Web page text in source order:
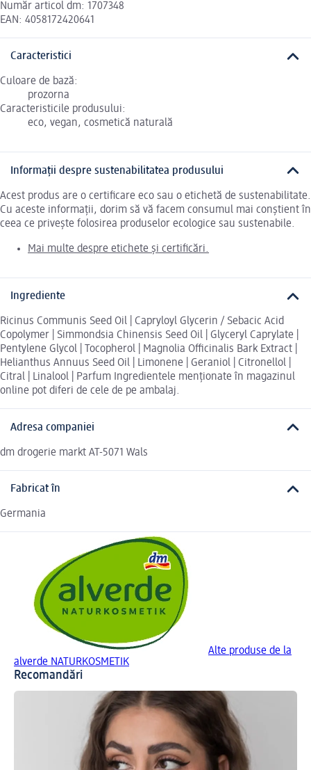
Număr articol dm: 1707348
EAN: 4058172420641
Caracteristici
Culoare de bază:
prozorna
Caracteristicile produsului:
eco, vegan, cosmetică naturală
Informații despre sustenabilitatea produsului
Acest produs are o certificare eco sau o etichetă de sustenabilitate.
Cu aceste informații, dorim să vă facem consumul mai conștient în
ceea ce privește folosirea produselor ecologice sau sustenabile.
Mai multe despre etichete și certificări.
Ingrediente
Ricinus Communis Seed Oil | Capryloyl Glycerin / Sebacic Acid
Copolymer | Simmondsia Chinensis Seed Oil | Glyceryl Caprylate |
Pentylene Glycol | Tocopherol | Magnolia Officinalis Bark Extract |
Helianthus Annuus Seed Oil | Limonene | Geraniol | Citronellol |
Citral | Linalool | Parfum Ingredientele menționate în magazinul
online pot diferi de cele de pe ambalaj.
Adresa companiei
dm drogerie markt AT-5071 Wals
Fabricat în
Germania
Alte produse de la
alverde NATURKOSMETIK
Recomandări